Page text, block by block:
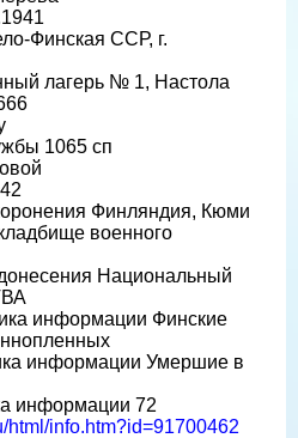
Финская ССР, г.
лагерь № 1, Настола
1065 сп
Финляндия, Кюми
военного
Национальный
информации Финские
информации Умершие в
информации 72
html/info.htm?id=91700462